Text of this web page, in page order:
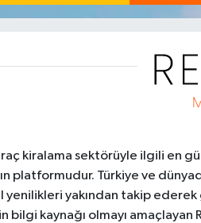
kiralama sektörüyle ilgili en
platformudur. Türkiye ve
yakından takip ederek
bilgi kaynağı olmayı